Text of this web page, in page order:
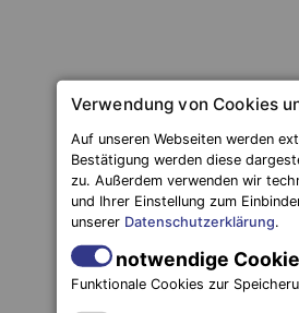
Verwendung von Cookies
Auf unseren Webseiten werden
Bestätigung werden diese
zu. Außerdem verwenden wir
und Ihrer Einstellung zum
unserer Datenschutzerklärung.
notwendige
Funktionale Cookies zur